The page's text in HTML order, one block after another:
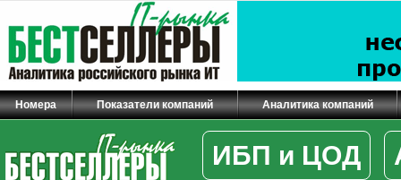
Номера Показатели компаний Аналитика компаний
ИБП и ЦОД